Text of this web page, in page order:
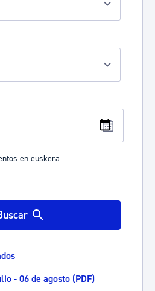
en euskera
- 06 de agosto (PDF)